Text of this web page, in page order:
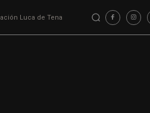
Luca de Tena